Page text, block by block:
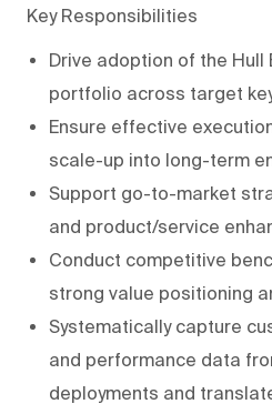
Key Responsibilities
Drive adoption of the Hull
portfolio across target
Ensure effective
scale-up into long-term
Support go-to-market
and product/service
Conduct competitive
strong value positioning
Systematically capture
and performance data
deployments and